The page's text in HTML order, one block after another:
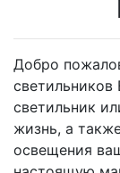
Добро
светильников
светильник
жизнь, а
освещения